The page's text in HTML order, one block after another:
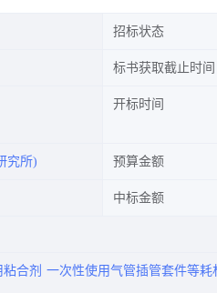
招标状态
标书获取截止时间
开标时间
究所) 预算金额
中标金额
粘合剂 一次性使用气管插管套件等耗